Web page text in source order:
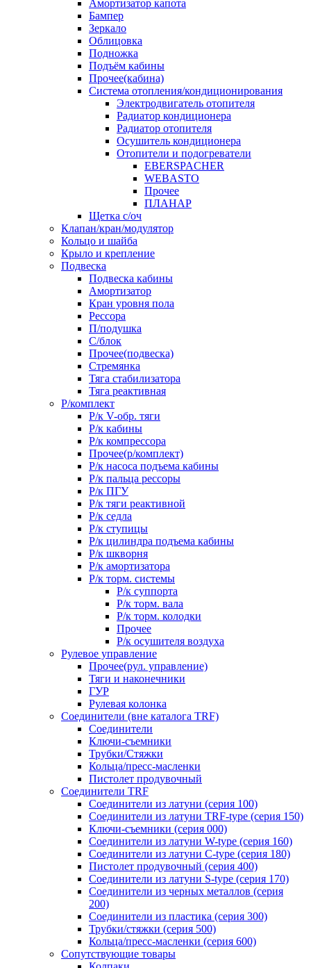
Амортизатор капота
Бампер
Зеркало
Облицовка
Подножка
Подъём кабины
Прочее(кабина)
Система отопления/кондиционирования
Электродвигатель отопителя
Радиатор кондиционера
Радиатор отопителя
Осушитель кондиционера
Отопители и подогреватели
EBERSPACHER
WEBASTO
Прочее
ПЛАНАР
Щетка с/оч
Клапан/кран/модулятор
Кольцо и шайба
Крыло и крепление
Подвеска
Подвеска кабины
Амортизатор
Кран уровня пола
Рессора
П/подушка
С/блок
Прочее(подвеска)
Стремянка
Тяга стабилизатора
Тяга реактивная
Р/комплект
Р/к V-обр. тяги
Р/к кабины
Р/к компрессора
Прочее(р/комплект)
Р/к насоса подъема кабины
Р/к пальца рессоры
Р/к ПГУ
Р/к тяги реактивной
Р/к седла
Р/к ступицы
Р/к цилиндра подъема кабины
Р/к шкворня
Р/к амортизатора
Р/к торм. системы
Р/к суппорта
Р/к торм. вала
Р/к торм. колодки
Прочее
Р/к осушителя воздуха
Рулевое управление
Прочее(рул. управление)
Тяги и наконечники
ГУР
Рулевая колонка
Соединители (вне каталога TRF)
Соединители
Ключи-cъемники
Трубки/Стяжки
Кольца/пресс-масленки
Пистолет продувочный
Соединители TRF
Соединители из латуни (серия 100)
Соединители из латуни TRF-type (серия 150)
Ключи-съемники (серия 000)
Соединители из латуни W-type (серия 160)
Соединители из латуни С-type (серия 180)
Пистолет продувочный (серия 400)
Соединители из латуни S-type (серия 170)
Соединители из черных металлов (серия
200)
Соединители из пластика (серия 300)
Трубки/стяжки (серия 500)
Кольца/пресс-масленки (серия 600)
Сопутствующие товары